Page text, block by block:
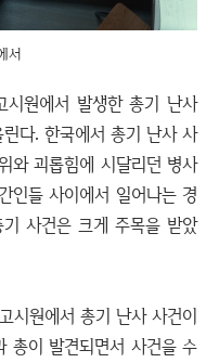
서
원에서 발생한 총기 난사
다. 한국에서 총기 난사 사
와 괴롭힘에 시달리던 병사
인들 사이에서 일어나는 경
사건은 크게 주목을 받았
시원에서 총기 난사 사건이
총이 발견되면서 사건을 수